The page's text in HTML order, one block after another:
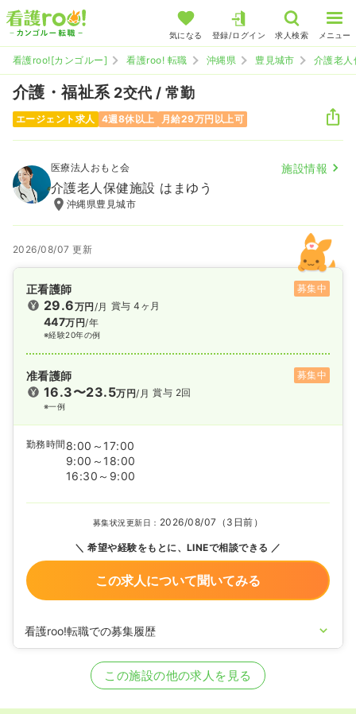
気になる 登録/ログイン 求人検索 メニュー
看護roo![カンゴルー] 看護roo! 転職 沖縄県 豊見城市 介護老
介護・福祉系 2交代 / 常勤
エージェント求人 4週8休以上 月給29万円以上可
医療法人おもと会 施設情報
介護老人保健施設 はまゆう
沖縄県豊見城市
2026/08/07 更新
正看護師 募集中
29.6万円/月
447万円/年
※経験20年の例
賞与 4ヶ月
准看護師 募集中
16.3〜23.5万円/月
※一例
賞与 2回
勤務時間 8:00～17:00
9:00～18:00
16:30～9:00
募集状況更新日： 2026/08/07（3日前）
希望や経験をもとに、LINEで相談できる
この求人について聞いてみる
看護roo!転職での募集履歴
正・准看護師の募集を休止
正・准看護師の募集を開始
この施設の他の求人を見る